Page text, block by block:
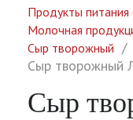
Продукты
Молочная
Сыр творожный
Сыр творожный
Сыр